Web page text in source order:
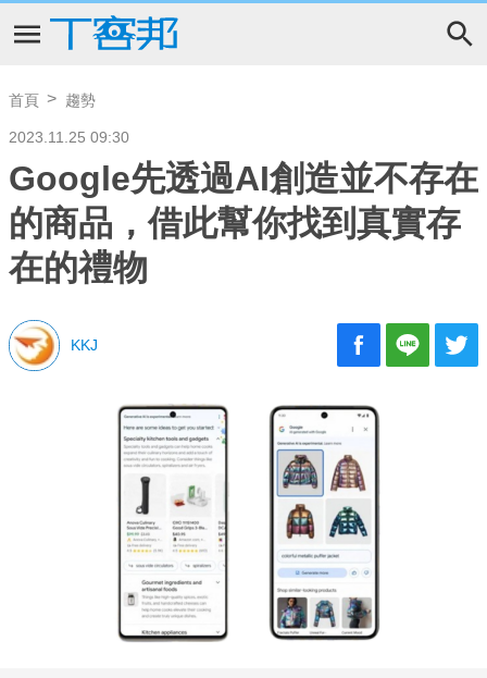
首頁 趨勢
2023.11.25 09:30
Google先透過AI創造並不存在
的商品，借此幫你找到真實存
在的禮物
KKJ